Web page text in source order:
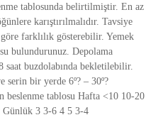
tablosunda belirtilmiştir. En az
karıştırılmalıdır. Tavsiye
farklılık gösterebilir. Yemek
bulundurunuz. Depolama
saat buzdolabında bekletilebilir.
serin bir yerde 6º? – 30º?
beslenme tablosu Hafta <10 10-20
Günlük 3 3-6 4 5 3-4